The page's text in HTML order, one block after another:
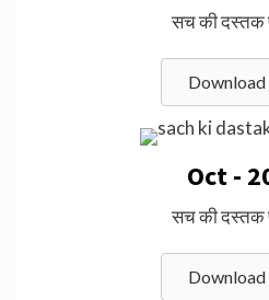
सच की दस्तक
Download
Oct -
सच की दस्तक
Download